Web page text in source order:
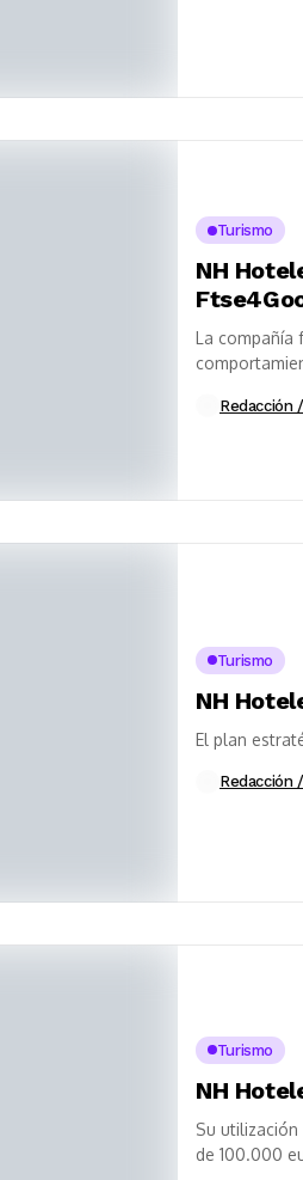
Turismo
NH
La compañía
Redacción
Turismo
NH
El plan
Redacción
Turismo
NH
Su
de 100.000